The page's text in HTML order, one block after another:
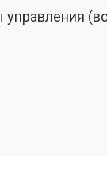
управления